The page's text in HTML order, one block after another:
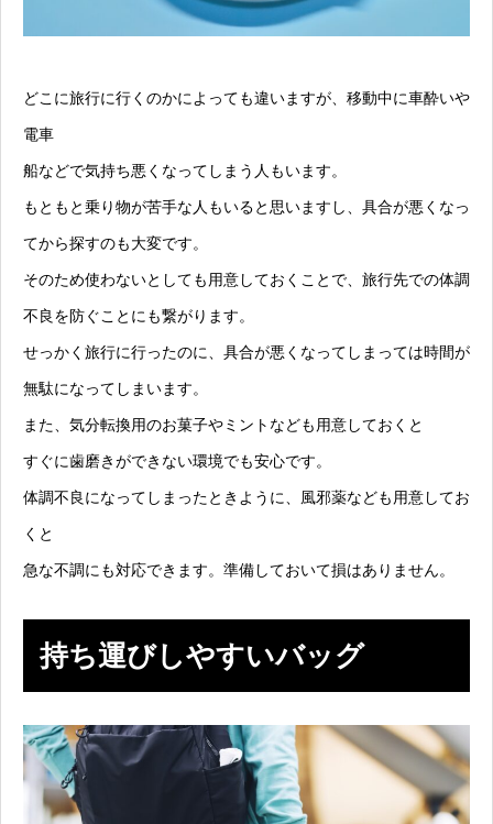
どこに旅行に行くのかによっても違いますが、移動中に車酔いや
電車
船などで気持ち悪くなってしまう人もいます。
もともと乗り物が苦手な人もいると思いますし、具合が悪くなっ
てから探すのも大変です。
そのため使わないとしても用意しておくことで、旅行先での体調
不良を防ぐことにも繋がります。
せっかく旅行に行ったのに、具合が悪くなってしまっては時間が
無駄になってしまいます。
また、気分転換用のお菓子やミントなども用意しておくと
すぐに歯磨きができない環境でも安心です。
体調不良になってしまったときように、風邪薬なども用意してお
くと
急な不調にも対応できます。準備しておいて損はありません。
持ち運びしやすいバッグ